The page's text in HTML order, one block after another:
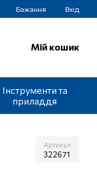
Бажання Вхід
Мій кошик
Інструменти та
приладдя
Артикул
322671